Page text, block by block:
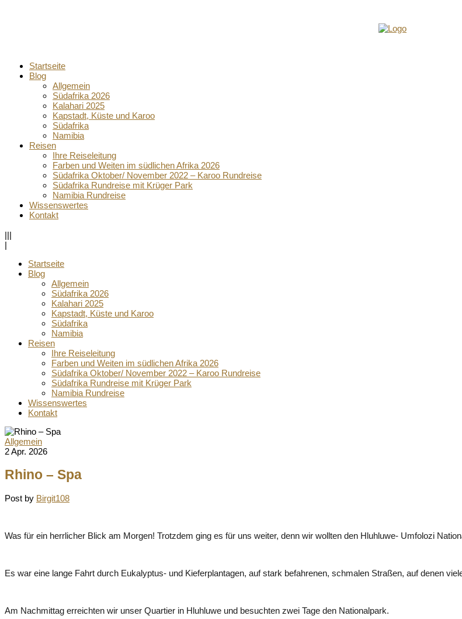
Startseite
Blog
Allgemein
Südafrika 2026
Kalahari 2025
Kapstadt, Küste und Karoo
Südafrika
Namibia
Reisen
Ihre Reiseleitung
Farben und Weiten im südlichen Afrika 2026
Südafrika Oktober/ November 2022 – Karoo Rundreise
Südafrika Rundreise mit Krüger Park
Namibia Rundreise
Wissenswertes
Kontakt
|||
|
Startseite
Blog
Allgemein
Südafrika 2026
Kalahari 2025
Kapstadt, Küste und Karoo
Südafrika
Namibia
Reisen
Ihre Reiseleitung
Farben und Weiten im südlichen Afrika 2026
Südafrika Oktober/ November 2022 – Karoo Rundreise
Südafrika Rundreise mit Krüger Park
Namibia Rundreise
Wissenswertes
Kontakt
Allgemein
2 Apr. 2026
Rhino – Spa
Post by Birgit108
Was für ein herrlicher Blick am Morgen! Trotzdem ging es für uns weiter, denn wir wollten den Hluhluwe- Umfolozi
Es war eine lange Fahrt durch Eukalyptus- und Kieferplantagen, auf stark befahrenen, schmalen Straßen, auf denen
Am Nachmittag erreichten wir unser Quartier in Hluhluwe und besuchten zwei Tage den Nationalpark.